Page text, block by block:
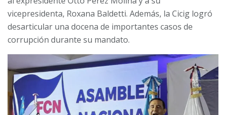
vicepresidenta, Roxana Baldetti. Además, la Cicig logró
desarticular una docena de importantes casos de
corrupción durante su mandato.